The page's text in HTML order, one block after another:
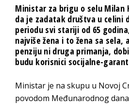
Ministar za brigu o selu Milan
da je zadatak društva u celini
periodu svi stariji od 65
najviše žena i to žena sa sela,
penziju ni druga primanja,
budu korisnici socijalne-
Ministar je na skupu u Novoj
povodom Međunarodnog